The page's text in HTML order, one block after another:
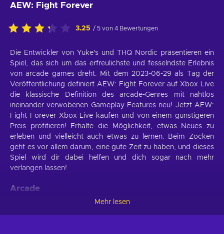
AEW: Fight Forever
3.25 / 5 von 4 Bewertungen
Die Entwickler von Yuke's und THQ Nordic präsentieren ein
Spiel, das sich um das erfreulichste und fesselndste Erlebnis
von arcade games dreht. Mit dem 2023-06-29 als Tag der
Veröffentlichung definiert AEW: Fight Forever auf Xbox Live
die klassische Definition des arcade-Genres mit nahtlos
ineinander verwobenen Gameplay-Features neu! Jetzt AEW:
Fight Forever Xbox Live kaufen und von einem günstigeren
Preis profitieren! Erhalte die Möglichkeit, etwas Neues zu
erleben und vielleicht auch etwas zu lernen. Beim Zocken
geht es vor allem darum, eine gute Zeit zu haben, und dieses
Spiel wird dir dabei helfen und dich sogar nach mehr
verlangen lassen!
Arcade
Du kannst jetzt AEW: Fight Forever Xbox Live kaufen und
mit unerschütterlicher Entschlossenheit durch mehrere Level
Mehr lesen